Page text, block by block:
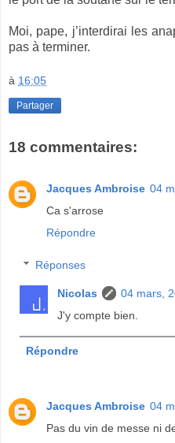
Moi, pape, j’interdirai les
pas à terminer.
à 16:05
Partager
18 commentaires:
Jacques Ambroise 04
Ca s'arrose
Répondre
Réponses
Nicolas
04 mars,
J'y compte bien.
Répondre
Jacques Ambroise 04
Pas du vin de messe ni